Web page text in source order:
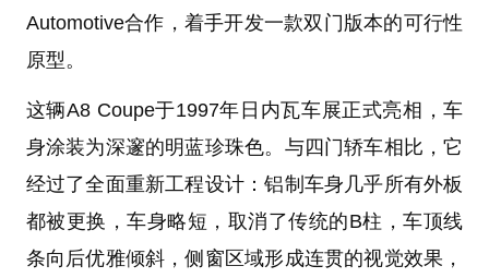
Automotive合作，着手开发一款双门版本的可行性
原型。
这辆A8 Coupe于1997年日内瓦车展正式亮相，车
身涂装为深邃的明蓝珍珠色。与四门轿车相比，它
经过了全面重新工程设计：铝制车身几乎所有外板
都被更换，车身略短，取消了传统的B柱，车顶线
条向后优雅倾斜，侧窗区域形成连贯的视觉效果，